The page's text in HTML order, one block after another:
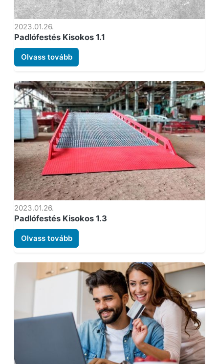
2023.01.26.
Padlófestés Kisokos 1.1
Olvass tovább
2023.01.26.
Padlófestés Kisokos 1.3
Olvass tovább